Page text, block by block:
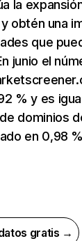
la
obtén una
que
junio el
% y es
dominios
en 0,98
gratis →